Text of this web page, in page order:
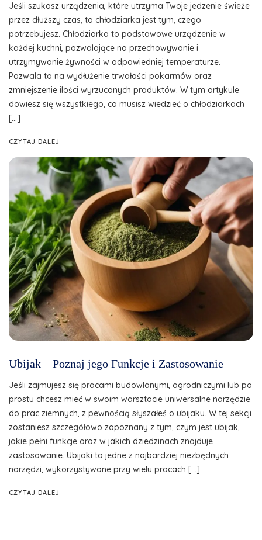
Jeśli szukasz urządzenia, które utrzyma Twoje jedzenie świeże
przez dłuższy czas, to chłodziarka jest tym, czego
potrzebujesz. Chłodziarka to podstawowe urządzenie w
każdej kuchni, pozwalające na przechowywanie i
utrzymywanie żywności w odpowiedniej temperaturze.
Pozwala to na wydłużenie trwałości pokarmów oraz
zmniejszenie ilości wyrzucanych produktów. W tym artykule
dowiesz się wszystkiego, co musisz wiedzieć o chłodziarkach
[…]
CZYTAJ DALEJ
Ubijak – Poznaj jego Funkcje i Zastosowanie
Jeśli zajmujesz się pracami budowlanymi, ogrodniczymi lub po
prostu chcesz mieć w swoim warsztacie uniwersalne narzędzie
do prac ziemnych, z pewnością słyszałeś o ubijaku. W tej sekcji
zostaniesz szczegółowo zapoznany z tym, czym jest ubijak,
jakie pełni funkcje oraz w jakich dziedzinach znajduje
zastosowanie. Ubijaki to jedne z najbardziej niezbędnych
narzędzi, wykorzystywane przy wielu pracach […]
CZYTAJ DALEJ